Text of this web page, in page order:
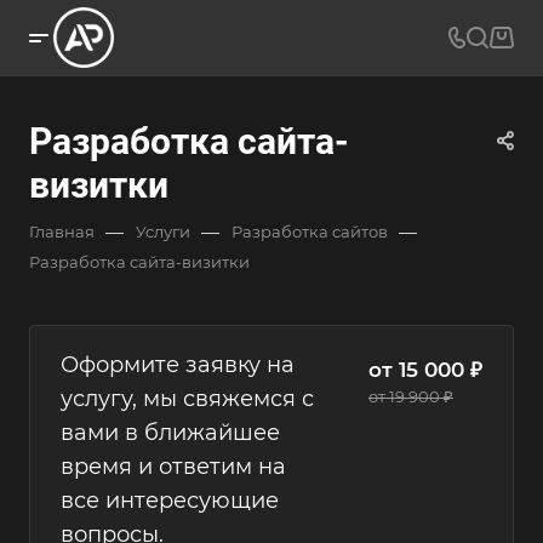
Разработка сайта-
визитки
Главная — Услуги — Разработка сайтов —
Разработка сайта-визитки
Оформите заявку на
услугу, мы свяжемся с
вами в ближайшее
время и ответим на
все интересующие
вопросы.
от 15 000 ₽
от 19 900 ₽